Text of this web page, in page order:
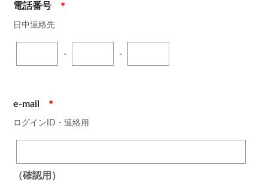
電話番号 ＊
日中連絡先
- -
e-mail ＊
ログインID・連絡用
（確認用）